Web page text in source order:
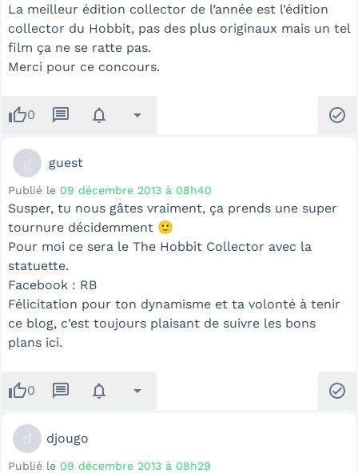
La meilleur édition collector de l’année est l’édition
collector du Hobbit, pas des plus originaux mais un tel
film ça ne se ratte pas.
Merci pour ce concours.
thumb_up0 message notifications arrow_drop_down check_circle
guest
Publié le 09 décembre 2013 à 08h40
Susper, tu nous gâtes vraiment, ça prends une super
tournure décidemment 🙂
Pour moi ce sera le The Hobbit Collector avec la
statuette.
Facebook : RB
Félicitation pour ton dynamisme et ta volonté à tenir
ce blog, c’est toujours plaisant de suivre les bons
plans ici.
thumb_up0 message notifications arrow_drop_down check_circle
djougo
Publié le 09 décembre 2013 à 08h29